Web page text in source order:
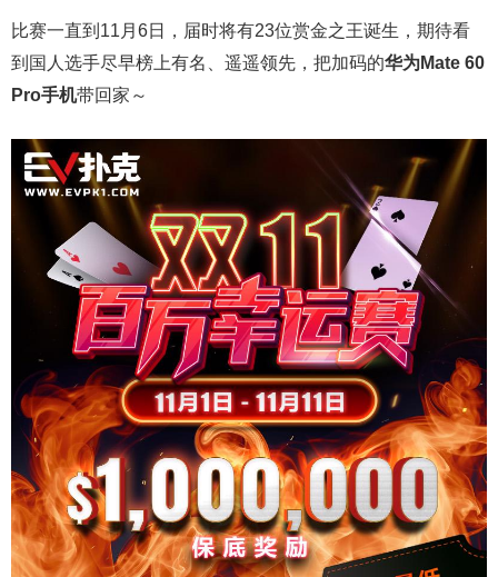
比赛一直到11月6日，届时将有23位赏金之王诞生，期待看
到国人选手尽早榜上有名、遥遥领先，把加码的华为Mate 60
Pro手机带回家～